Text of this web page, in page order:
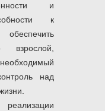
и
к
над